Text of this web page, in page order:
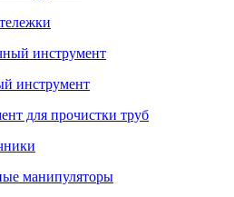
инструмент
инструмент
для прочистки труб
манипуляторы